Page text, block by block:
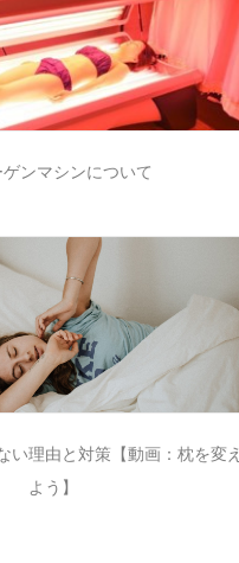
ゲンマシンについて
い理由と対策【動画：枕を変え
よう】